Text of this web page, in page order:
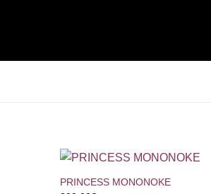
+
PRINCESS MONONOKE